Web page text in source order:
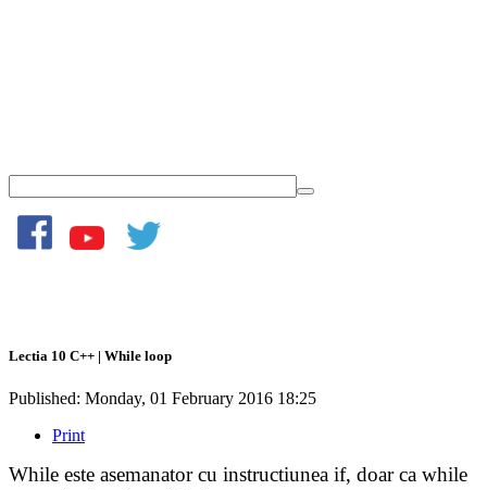
Lectia 10 C++ | While loop
Published: Monday, 01 February 2016 18:25
Print
While este asemanator cu instructiunea if, doar ca while